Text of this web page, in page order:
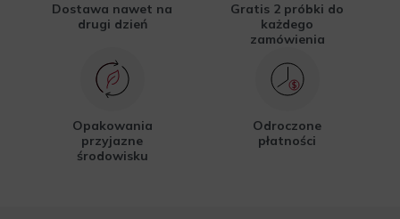
Dostawa nawet na
drugi dzień
Gratis 2 próbki do
każdego
zamówienia
Opakowania
przyjazne
środowisku
Odroczone
płatności